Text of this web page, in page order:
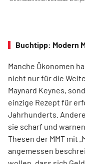
Buchtipp: Modern
Manche Ökonomen
nicht nur für die
Maynard Keynes,
einzige Rezept für
Jahrhunderts.
sie scharf und
Thesen der MMT mit
angemessen